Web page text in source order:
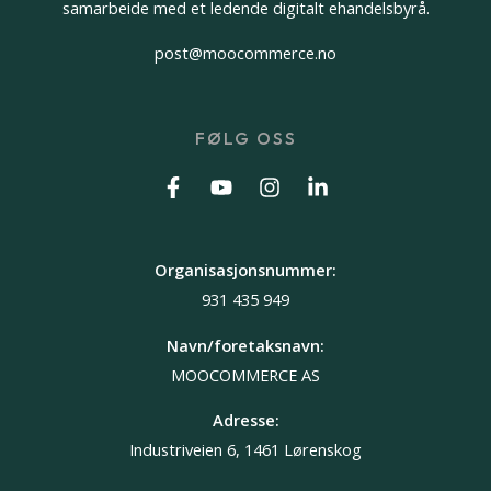
samarbeide med et ledende digitalt ehandelsbyrå.
post@moocommerce.no
FØLG OSS
Organisasjonsnummer:
931 435 949
Navn/foretaksnavn:
MOOCOMMERCE AS
Adresse:
Industriveien 6, 1461 Lørenskog